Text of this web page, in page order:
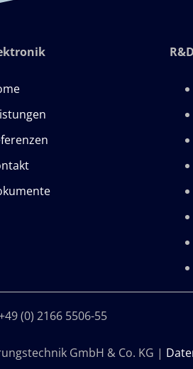
(0) 2166 5506-55
GmbH & Co. KG |